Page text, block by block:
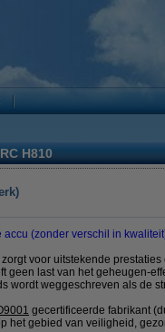
H810
(zonder verschil in
voor uitstekende
geen last van het geheugen-
wordt weggeschreven als de
gecertificeerde fabrikant
het gebied van veiligheid,